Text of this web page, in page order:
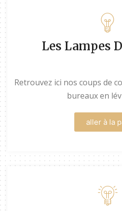
Les Lampes
Retrouvez ici nos coups de
bureaux en
aller à la